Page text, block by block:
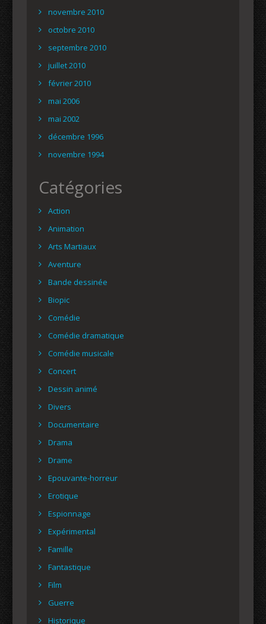
novembre 2010
octobre 2010
septembre 2010
juillet 2010
février 2010
mai 2006
mai 2002
décembre 1996
novembre 1994
Catégories
Action
Animation
Arts Martiaux
Aventure
Bande dessinée
Biopic
Comédie
Comédie dramatique
Comédie musicale
Concert
Dessin animé
Divers
Documentaire
Drama
Drame
Epouvante-horreur
Erotique
Espionnage
Expérimental
Famille
Fantastique
Film
Guerre
Historique